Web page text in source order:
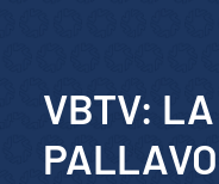
VBTV: